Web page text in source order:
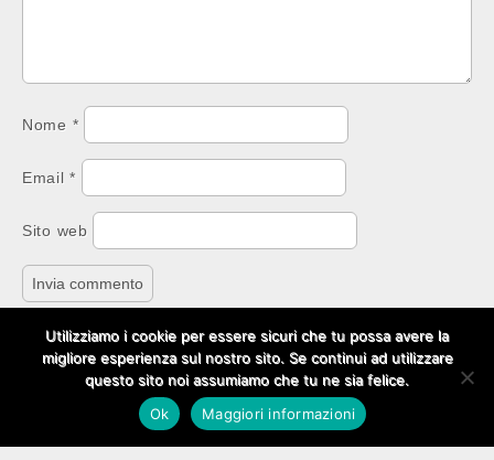
Nome *
Email*
Sito web
Copyright © 2026 Social Media Per Aziende. All Rights
Reserved.
The Carton Theme bybavotasan.com.
Utilizziamo i cookie per essere sicuri che tu possa avere la
migliore esperienza sul nostro sito. Se continui ad utilizzare
questo sito noi assumiamo che tu ne sia felice.
Ok
Maggiori informazioni